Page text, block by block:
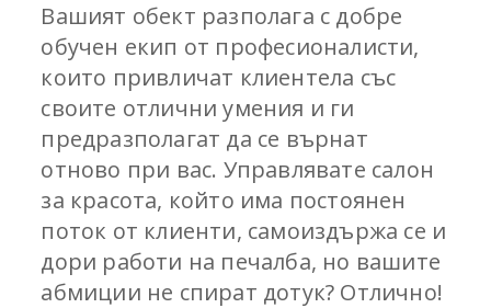
Вашият обект разполага с добре
обучен екип от професионалисти,
които привличат клиентела със
своите отлични умения и ги
предразполагат да се върнат
отново при вас. Управлявате салон
за красота, който има постоянен
поток от клиенти, самоиздържа се и
дори работи на печалба, но вашите
абмиции не спират дотук? Отлично!